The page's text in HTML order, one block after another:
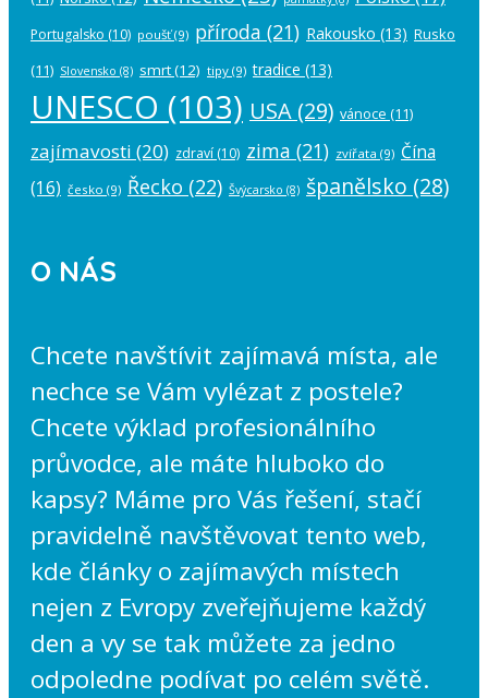
Portugalsko (10) poušť(9) příroda (21) Rakousko (13) Rusko
(11) Slovensko (8) smrt(12) tipy (9) tradice (13)
UNESCO (103) USA (29) vánoce (11)
zajímavosti (20) zdraví (10) zima (21) zvířata (9) Čína
(16) česko (9) Řecko (22) Švýcarsko (8) španělsko (28)
O NÁS
Chcete navštívit zajímavá místa, ale
nechce se Vám vylézat z postele?
Chcete výklad profesionálního
průvodce, ale máte hluboko do
kapsy? Máme pro Vás řešení, stačí
pravidelně navštěvovat tento web,
kde články o zajímavých místech
nejen z Evropy zveřejňujeme každý
den a vy se tak můžete za jedno
odpoledne podívat po celém světě.